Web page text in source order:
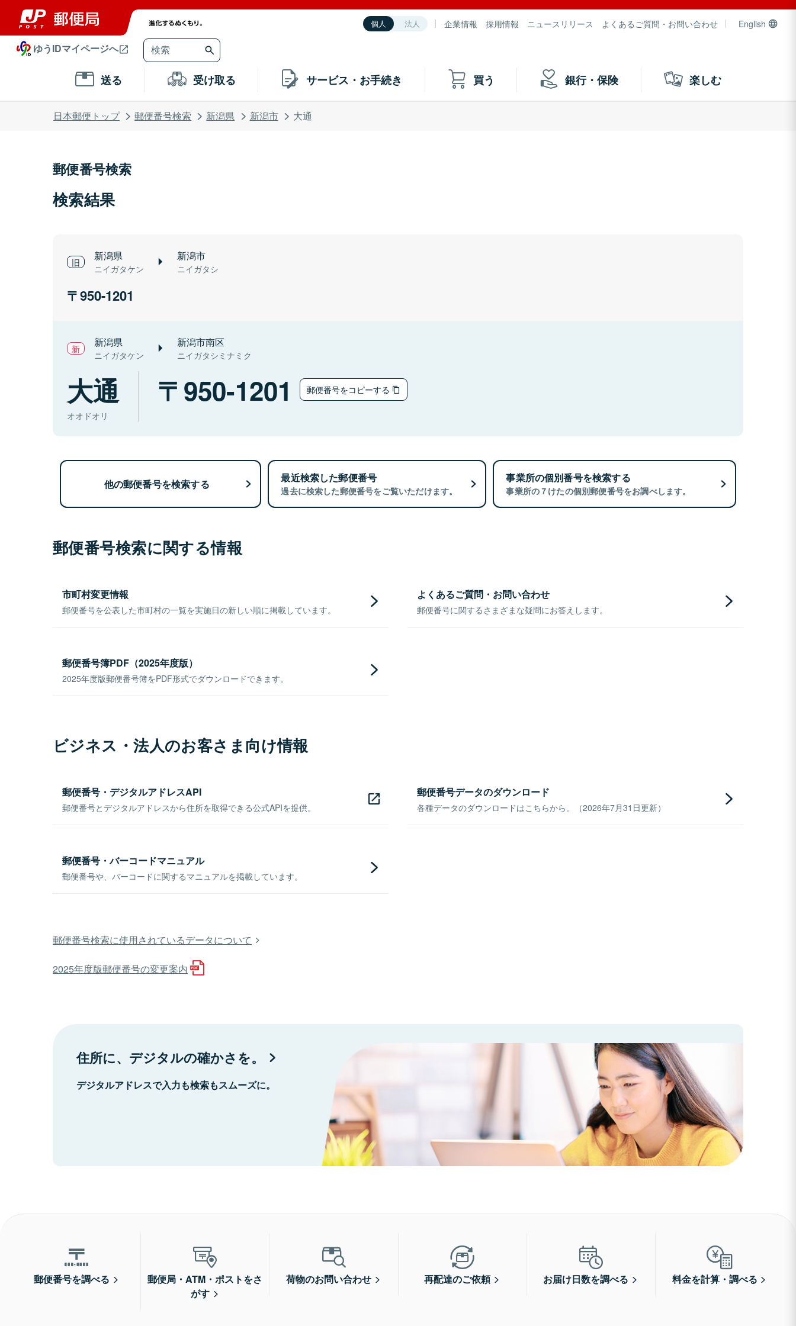
個人 法人 企業情報 採用情報 ニュースリリース よくあるご質問・お問い合わせ English
ゆうIDマイページへ
送る 受け取る サービス・お手続き 買う 銀行・保険 楽しむ
日本郵便トップ 郵便番号検索 新潟県 新潟市 大通
郵便番号検索
検索結果
新潟県
ニイガタケン
新潟市
ニイガタシ
950-1201
新潟県
ニイガタケン
新潟市南区
ニイガタシミナミク
大通
オオドオリ
950-1201 郵便番号をコピーする
他の郵便番号を検索する 最近検索した郵便番号
過去に検索した郵便番号をご覧いただけます。
事業所の個別番号を検索する
事業所の７けたの個別郵便番号をお調べします。
郵便番号検索に関する情報
市町村変更情報
郵便番号を公表した市町村の一覧を実施日の新しい順に掲載しています。
よくあるご質問・お問い合わせ
郵便番号に関するさまざまな疑問にお答えします。
郵便番号簿PDF（2025年度版）
2025年度版郵便番号簿をPDF形式でダウンロードできます。
ビジネス・法人のお客さま向け情報
郵便番号・デジタルアドレスAPI
郵便番号とデジタルアドレスから住所を取得できる公式APIを提供。
郵便番号データのダウンロード
各種データのダウンロードはこちらから。（2026年7月31日更新）
郵便番号・バーコードマニュアル
郵便番号や、バーコードに関するマニュアルを掲載しています。
郵便番号検索に使用されているデータについて
2025年度版郵便番号の変更案内
住所に、デジタルの確かさを。
デジタルアドレスで入力も検索もスムーズに。
郵便番号を調べる
郵便局・ATM・ポストをさ
がす
荷物のお問い合わせ 再配達のご依頼 お届け日数を調べる 料金を計算・調べる